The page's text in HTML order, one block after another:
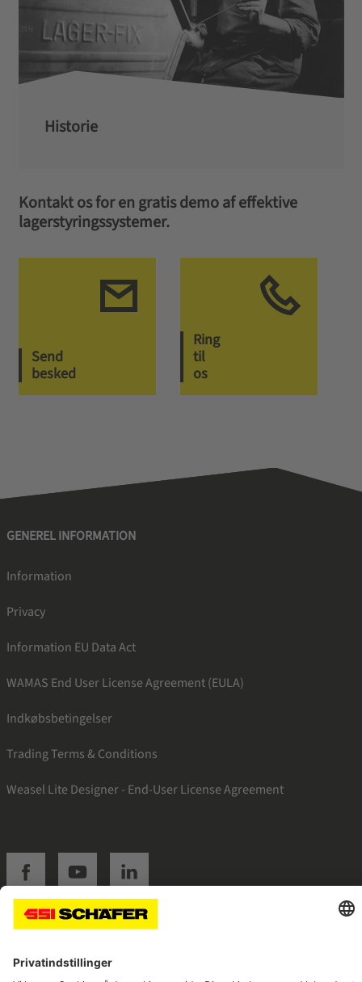
Historie
Kontakt os for en gratis demo af effektive
lagerstyringssystemer.
Send
besked
Ring
til
os
GENEREL INFORMATION
Information
Privacy
Information EU Data Act
WAMAS End User License Agreement (EULA)
Indkøbsbetingelser
Trading Terms & Conditions
Weasel Lite Designer - End-User License Agreement
SSI facebookSSI youtubeSSI linkedin